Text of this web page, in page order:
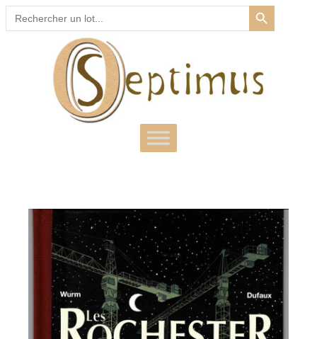
Search
for:
SEARCH BUTTON